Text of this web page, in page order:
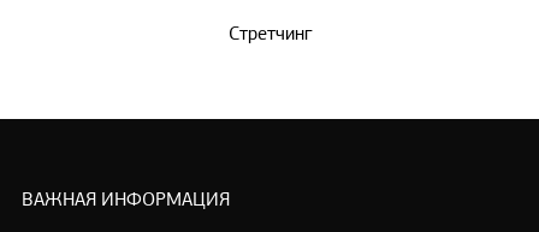
Стретчинг
ВАЖНАЯ ИНФОРМАЦИЯ